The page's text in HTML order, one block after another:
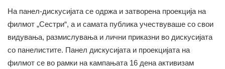
На панел-дискусијата се одржа и затворена проекција на
филмот „Сестри“, а и самата публика учествуваше со свои
видувања, размислувања и лични приказни во дискусијата
со панелистите. Панел дискусијата и проекцијата на
филмот се во рамки на кампањата 16 дена активизам